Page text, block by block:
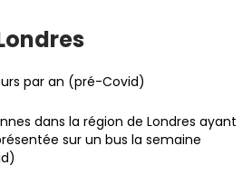
par an (pré-Covid)
dans la région de Londres ayant
sur un bus la semaine